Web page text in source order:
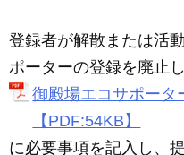
登録者が解散または活
ポーターの登録を廃止
御殿場エコサポータ
【PDF:54KB】
に必要事項を記入し、